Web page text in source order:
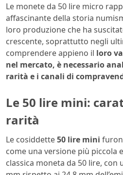
Le monete da 50 lire micro
affascinante della storia
loro produzione che ha
crescente, soprattutto negli
comprendere appieno il loro
nel mercato, è necessario
rarità e i canali di
Le 50 lire mini:
rarità
Le cosiddette50 lire mini
come una versione più piccola
classica moneta da 50 lire, con